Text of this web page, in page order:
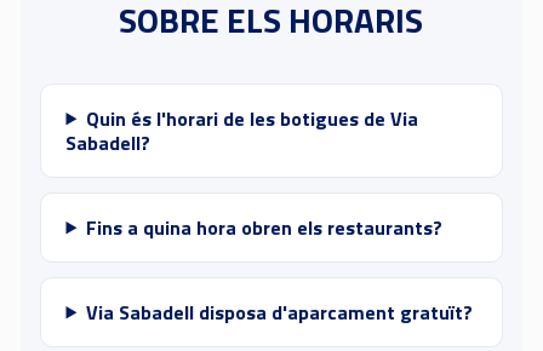
SOBRE ELS HORARIS
Quin és l'horari de les botigues de Via
Sabadell?
Fins a quina hora obren els restaurants?
Via Sabadell disposa d'aparcament gratuït?